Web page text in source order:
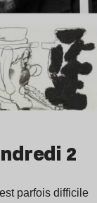
2
parfois difficile